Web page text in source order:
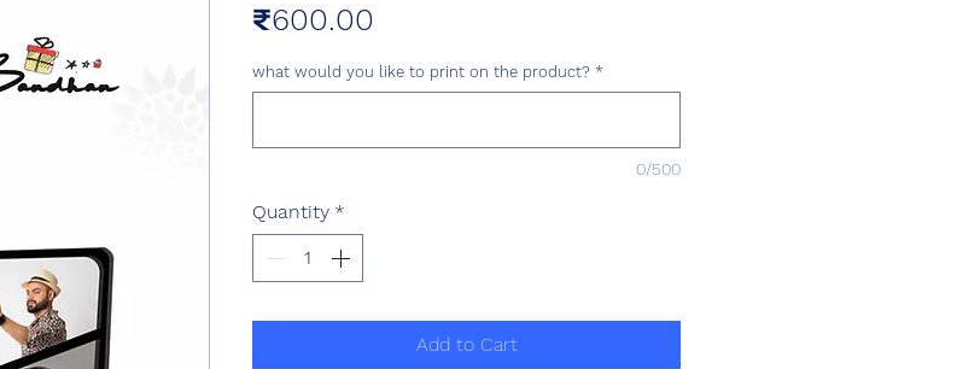
₹600.00
what would you like to print on the product? *
0/500
Quantity *
Add to Cart